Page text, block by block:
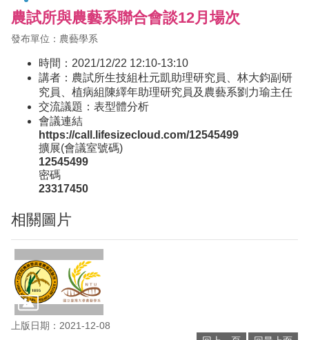
農試所與農藝系聯合會談12月場次
發布單位：農藝學系
時間：2021/12/22 12:10-13:10
講者：農試所生技組杜元凱助理研究員、林大鈞副研
究員、植病組陳繹年助理研究員及農藝系劉力瑜主任
交流議題：表型體分析
會議連結
https://call.lifesizecloud.com/12545499
擴展(會議室號碼)
12545499
密碼
23317450
相關圖片
上版日期：2021-12-08